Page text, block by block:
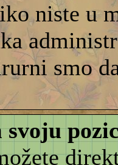
niste u
smo